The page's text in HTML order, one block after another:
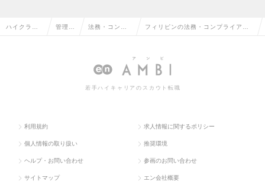
ハイクラス 管理部 法務・コンプ フィリピンの法務・コンプライアン
若手ハイキャリアのスカウト転職
利用規約 求人情報に関するポリシー
個人情報の取り扱い 推奨環境
ヘルプ・お問い合わせ 参画のお問い合わせ
サイトマップ エン会社概要